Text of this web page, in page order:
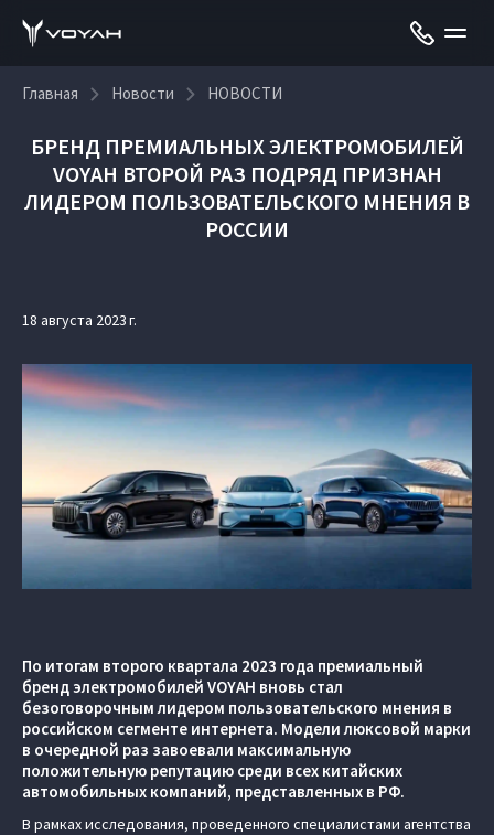
Главная Новости НОВОСТИ
БРЕНД ПРЕМИАЛЬНЫХ ЭЛЕКТРОМОБИЛЕЙ
VOYAH ВТОРОЙ РАЗ ПОДРЯД ПРИЗНАН
ЛИДЕРОМ ПОЛЬЗОВАТЕЛЬСКОГО МНЕНИЯ В
РОССИИ
18 августа 2023 г.
По итогам второго квартала 2023 года премиальный
бренд электромобилей VOYAH вновь стал
безоговорочным лидером пользовательского мнения в
российском сегменте интернета. Модели люксовой марки
в очередной раз завоевали максимальную
положительную репутацию среди всех китайских
автомобильных компаний, представленных в РФ.
В рамках исследования, проведенного специалистами агентства